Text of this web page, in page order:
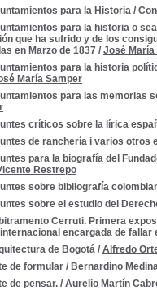
para la Historia /
para la historia o
que ha sufrido y de los
en Marzo de 1837 / José María
para la historia
María Samper
para las memorias
críticos sobre la lírica
de ranchería i varios otros
para la biografía del
Restrepo
sobre bibliografía
sobre el estudio del
Cerruti. Primera
encargada de fallar
de Bogotá / Alfredo
de formular / Bernardino
de pensar. / Aurelio Martín
1499-1550